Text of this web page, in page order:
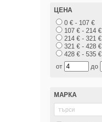
ЦЕНА
0 € - 107 €
107 € - 214 €
214 € - 321 €
321 € - 428 €
428 € - 535 €
от
до
МАРКА